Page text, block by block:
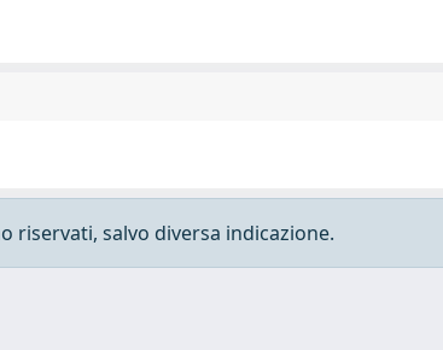
salvo diversa indicazione.